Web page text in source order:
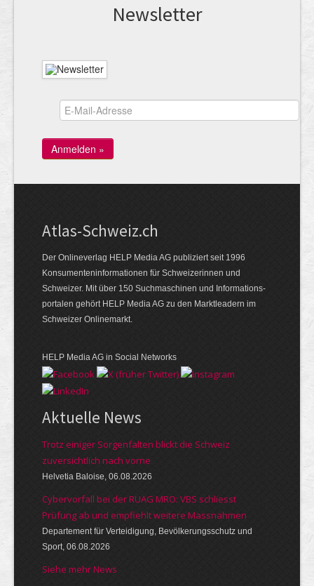
News­letter
Atlas-Schweiz.ch
Der Onlineverlag HELP Media AG publiziert seit 1996
Konsumenten­infor­mationen für Schwei­zerinnen und
Schweizer. Mit über 150 Such­ma­schinen und Infor­mations­
portalen gehört HELP Media AG zu den Markt­leadern im
Schweizer Onlinemarkt.
HELP Media AG in Social Networks
Aktuelle News
Trotz einiger Sorgenfalten blickt die Schweiz
zuversichtlich nach vorne
Helvetia Baloise, 06.08.2026
Cybervorfall bei der RUAG MRO: VBS schliesst
Prüfung ab und empfiehlt weitere Massnahmen
Departement für Verteidigung, Bevölkerungsschutz und
Sport, 06.08.2026
Siehe mehr News